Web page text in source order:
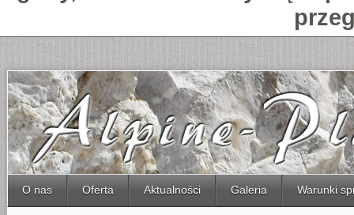
O nas Oferta Aktualności Galeria Warunki